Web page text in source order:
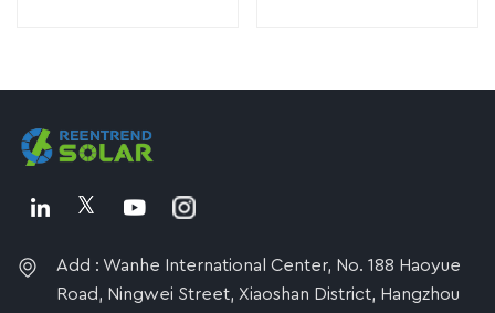
Add : Wanhe International Center, No. 188 Haoyue
Road, Ningwei Street, Xiaoshan District, Hangzhou